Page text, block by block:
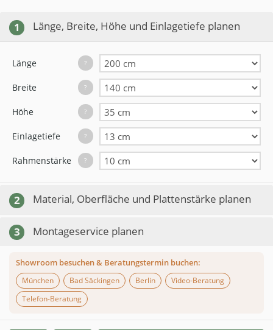
1 Länge, Breite, Höhe und Einlagetiefe planen
Länge ?
Breite ?
Höhe ?
Einlagetiefe ?
Rahmenstärke ?
2 Material, Oberfläche und Plattenstärke planen
3 Montageservice planen
Showroom besuchen & Beratungstermin buchen:
München
Bad Säckingen Berlin
Video-Beratung
Telefon-Beratung